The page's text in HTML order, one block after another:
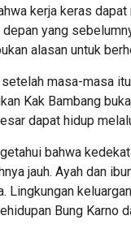
kerja keras
yang
alasan untuk
setelah masa-masa
Kak Bambang
dapat hidup
bahwa
jauh. Ayah dan
Lingkungan
Bung Karno